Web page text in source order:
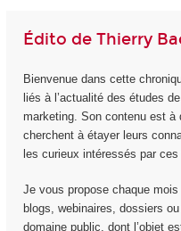
Édito de Thierry
Bienvenue dans cette
liés à l’actualité des études
marketing. Son contenu est à
cherchent à étayer leurs
les curieux intéressés par ces
Je vous propose chaque
blogs, webinaires, dossiers
domaine public, dont l’objet